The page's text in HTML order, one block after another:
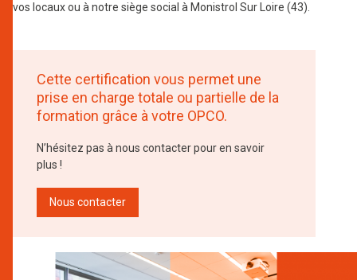
vos locaux ou à notre siège social à Monistrol Sur Loire (43).
Cette certification vous permet une
prise en charge totale ou partielle de la
formation grâce à votre OPCO.
N’hésitez pas à nous contacter pour en savoir
plus !
Nous contacter